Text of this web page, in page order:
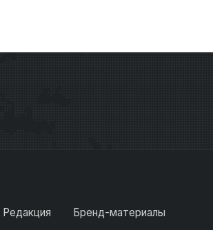
Редакция Бренд-материалы